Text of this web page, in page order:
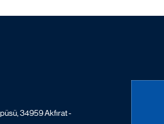
34959 Akfırat -